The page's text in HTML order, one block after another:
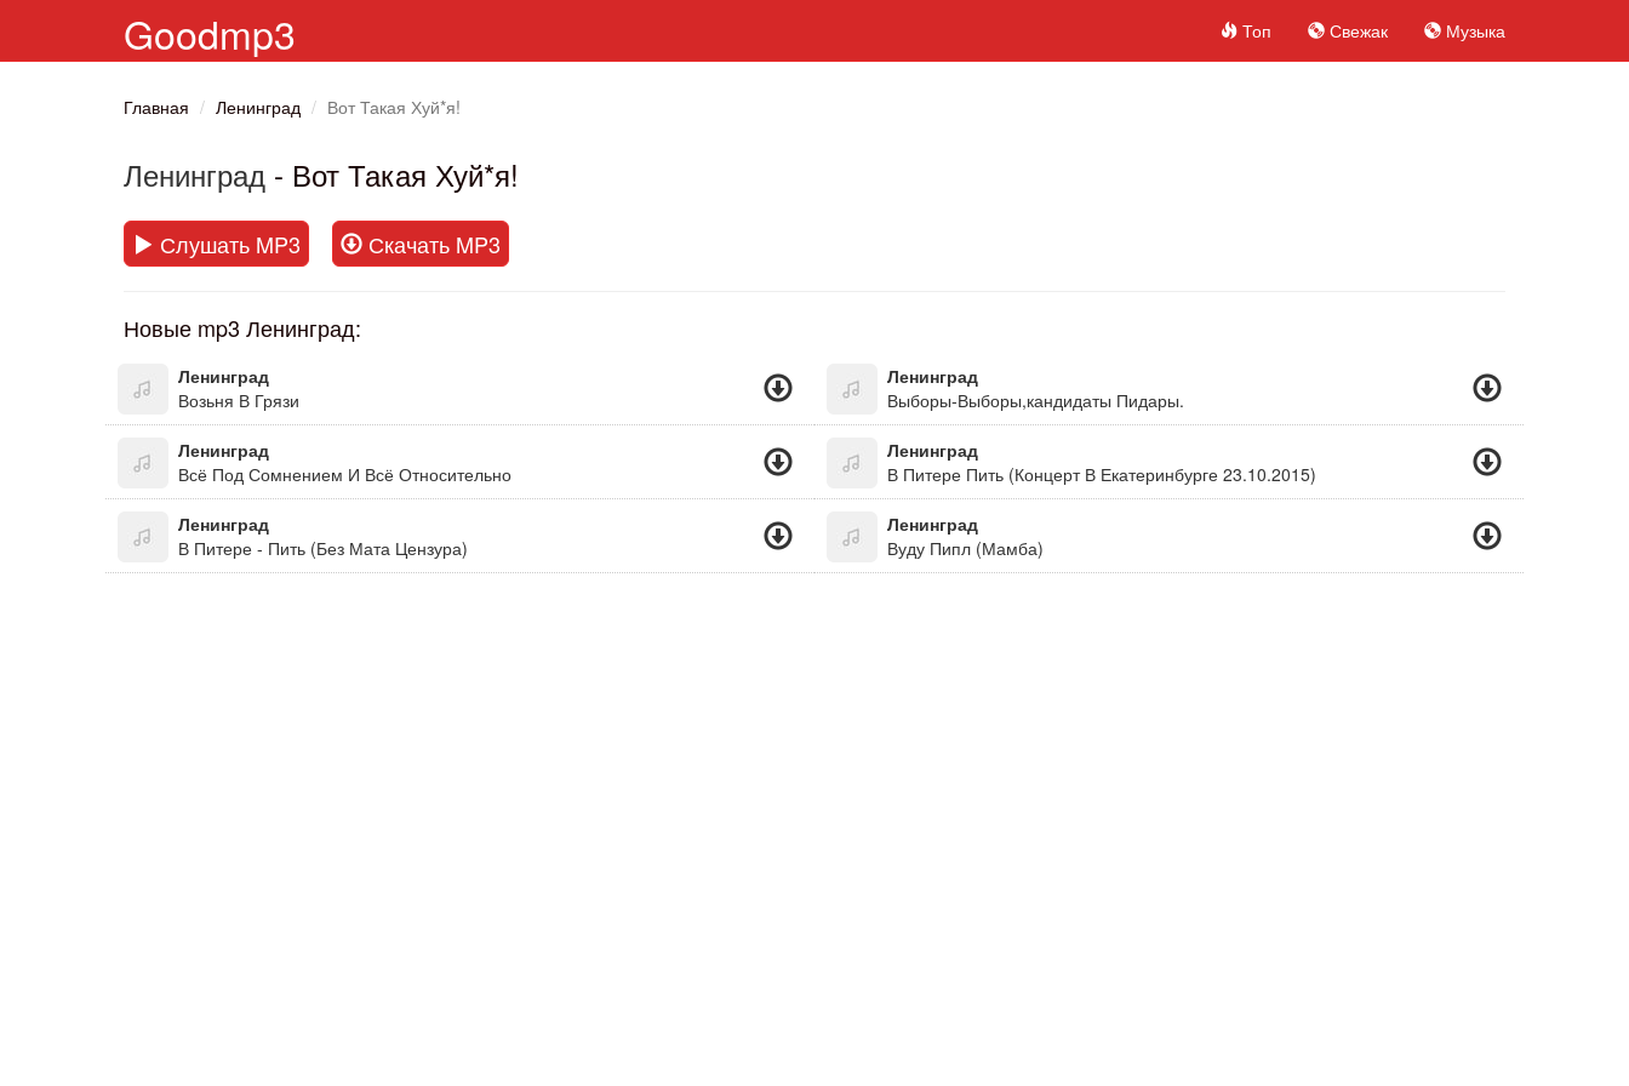
Goodmp3 Топ Свежак Музыка
Главная Ленинград Вот Такая Хуй*я!
Ленинград - Вот Такая Хуй*я!
Слушать MP3 Скачать MP3
Новые mp3 Ленинград:
Ленинград
Возьня В Грязи
Ленинград
Выборы-Выборы,кандидаты Пидары.
Ленинград
Всё Под Сомнением И Всё Относительно
Ленинград
В Питере Пить (Концерт В Екатеринбурге 23.10.2015)
Ленинград
В Питере - Пить (Без Мата Цензура)
Ленинград
Вуду Пипл (Мамба)